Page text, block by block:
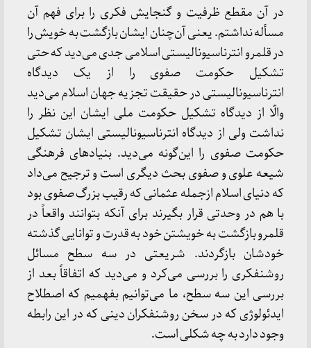
در آن مقطع ظرفیت و گنجایش فکری را برای فهم آن
مسأله نداشتم. یعنی آن‌چنان ایشان بازگشت به خویش را
در قلمرو انترناسیونالیستی اسلامی جدی می‌دید که حتی
تشکیل حکومت صفوی را از یک دیدگاه
انترناسیونالیستی در حقیقت تجزیه جهان اسلام می‌دید
والّا از دیدگاه تشکیل حکومت ملی ایشان این نظر را
نداشت ولی از دیدگاه انترناسیونالیستی ایشان تشکیل
حکومت صفوی را این‌گونه می‌دید. بنیادهای فرهنگی
شیعه علوی و صفوی بحث دیگری است و ترجیح می‌داد
که دنیای اسلام ازجمله عثمانی که رقیب بزرگ صفوی بود
با هم در وحدتی قرار بگیرند برای آنکه بتوانند واقعاً در
قلمرو بازگشت به خویشتن خود به قدرت و توانایی گذشته
خودشان بازگردند. شریعتی در سه سطح مسائل
روشنفکری را بررسی می‌کرد و می‌دید که اتفاقاً بعد از
بررسی این سه سطح، ما می‌توانیم بفهمیم که اصطلاح
ایدئولوژی که در سخن روشنفکران دینی که در این رابطه
وجود دارد به چه شکلی است.